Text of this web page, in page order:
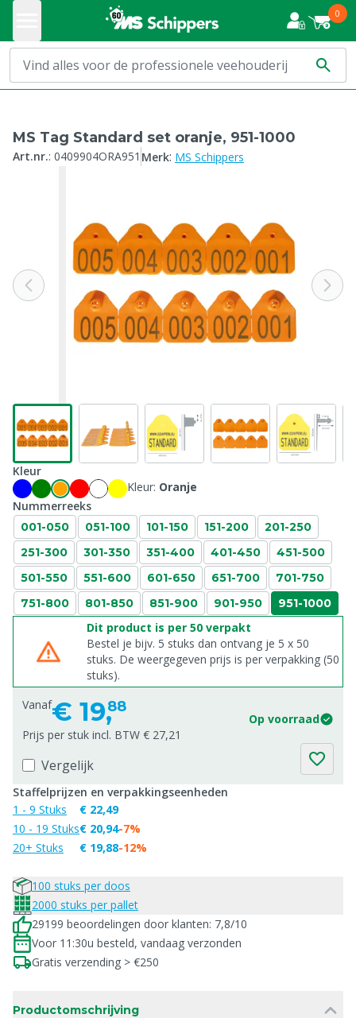
0
MS Tag Standard set oranje, 951-1000
Art.nr.: 0409904ORA951 Merk: MS Schippers
Kleur
Kleur: Oranje
Nummerreeks
001-050 051-100 101-150 151-200
201-250
251-300
301-350 351-400 401-450
451-500
501-550
551-600 601-650 651-700
701-750
751-800
801-850 851-900 901-950 951-1000
Dit product is per 50 verpakt
Bestel je bijv. 5 stuks dan ontvang je 5 x 50
stuks. De weergegeven prijs is per verpakking (50
stuks).
Vanaf€ 19,88
Op voorraad
Prijs per stuk incl. BTW € 27,21
Vergelijk
Staffelprijzen en verpakkingseenheden
1 - 9 Stuks
10 - 19 Stuks
20+ Stuks
€ 22,49
€ 20,94
€ 19,88
-7%
-12%
100 stuks per doos
2000 stuks per pallet
29199 beoordelingen door klanten: 7,8/10
Voor 11:30u besteld, vandaag verzonden
Gratis verzending > €250
Productomschrijving